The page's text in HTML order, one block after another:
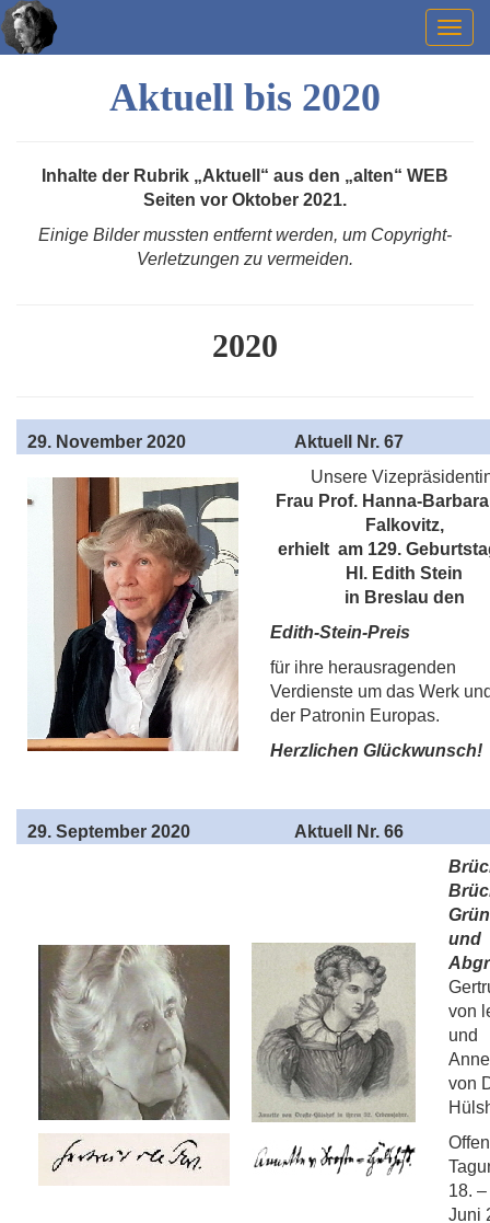
Aktuell bis 2020
Inhalte der Rubrik „Aktuell“ aus den „alten“ WEB
Seiten vor Oktober 2021.
Einige Bilder mussten entfernt werden, um Copyright-
Verletzungen zu vermeiden.
2020
29. November 2020 Aktuell
Nr. 67
Unsere
Frau Prof. Hanna-
Falkovitz,
erhielt am 129.
Hl. Edith Stein
in Breslau den
Edith-Stein-Preis
für ihre herausragenden
Verdienste um das Werk
der Patronin Europas.
Herzlichen Glückwunsch!
29. September 2020
Aktuell Nr. 66
und
von
und
von
18.
Juni